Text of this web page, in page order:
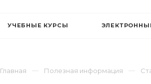
УЧЕБНЫЕ КУРСЫ
Главная Полезная информация